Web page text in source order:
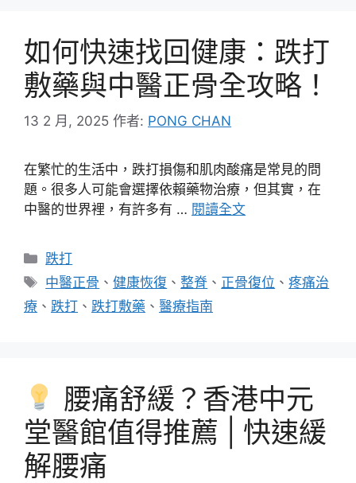
如何快速找回健康：跌打
敷藥與中醫正骨全攻略！
13 2 月, 2025 作者: PONG CHAN
在繁忙的生活中，跌打損傷和肌肉酸痛是常見的問
題。很多人可能會選擇依賴藥物治療，但其實，在
中醫的世界裡，有許多有 … 閱讀全文
分
類
跌打
標
籤
中醫正骨 、健康恢復 、整脊 、 正骨復位 、疼痛治
療 、 跌打 、 跌打敷藥 、 醫療指南
腰痛舒緩？香港中元
堂醫館值得推薦 | 快速緩
解腰痛